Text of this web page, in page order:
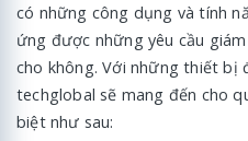
có những công dụng và tính
ứng được những yêu cầu
cho không. Với những thiết bị
techglobal sẽ mang đến cho
biệt như sau: